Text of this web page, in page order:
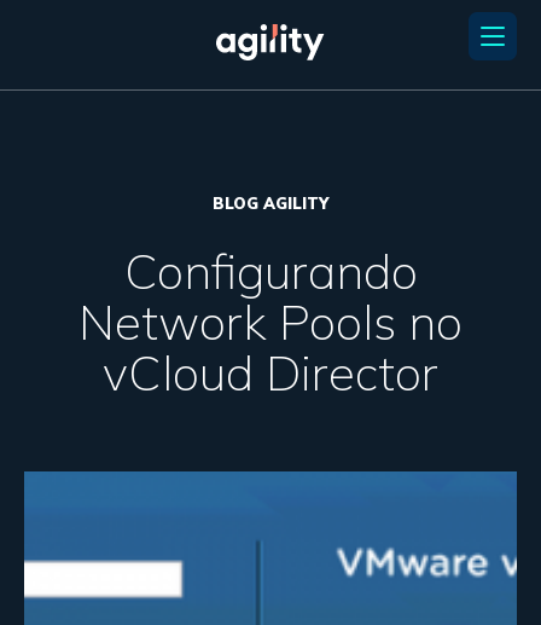
BLOG AGILITY
Configurando
Network Pools no
vCloud Director